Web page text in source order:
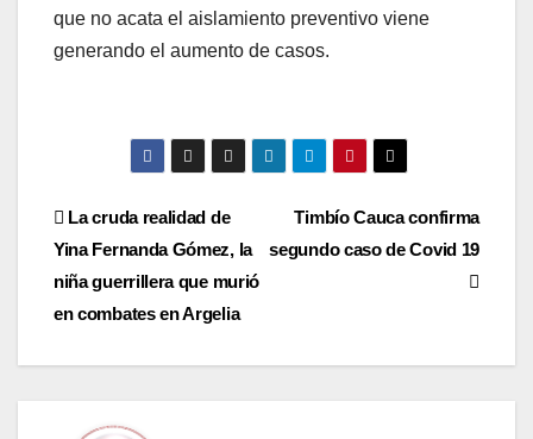
que no acata el aislamiento preventivo viene
generando el aumento de casos.
Navegación
de
entradas
Timbío Cauca confirma
segundo caso de Covid 19
La cruda realidad de
Yina Fernanda Gómez, la
niña guerrillera que murió
en combates en Argelia